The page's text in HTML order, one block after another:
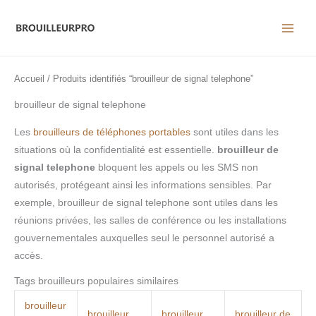
Accueil / Produits identifiés “brouilleur de signal telephone”
brouilleur de signal telephone
Les brouilleurs de téléphones portables sont utiles dans les
situations où la confidentialité est essentielle.
brouilleur de
signal telephone bloquent les appels ou les SMS non
autorisés, protégeant ainsi les informations sensibles. Par
exemple, brouilleur de signal telephone sont utiles dans les
réunions privées, les salles de conférence ou les installations
gouvernementales auxquelles seul le personnel autorisé a
accès.
Tags brouilleurs populaires similaires
brouilleur